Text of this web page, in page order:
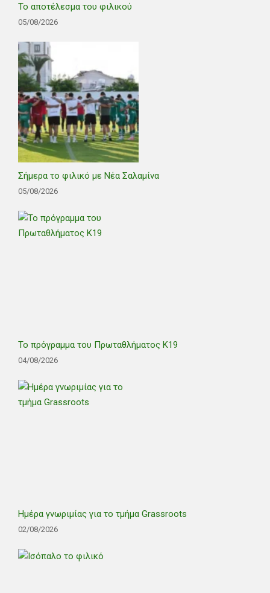
Το αποτέλεσμα του φιλικού
05/08/2026
Σήμερα το φιλικό με Νέα Σαλαμίνα
05/08/2026
Το πρόγραμμα του Πρωταθλήματος Κ19
04/08/2026
Ημέρα γνωριμίας για το τμήμα Grassroots
02/08/2026